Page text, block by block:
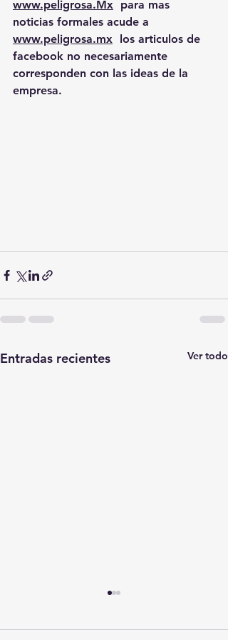
www.peligrosa.Mx para mas
noticias formales acude a
www.peligrosa.mx los articulos de
facebook no necesariamente
corresponden con las ideas de la
empresa.
Entradas recientes Ver todo